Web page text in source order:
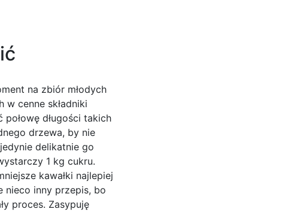
na zbiór młodych
cenne składniki
długości takich
drzewa, by nie
delikatnie go
1 kg cukru.
kawałki najlepiej
nieco inny przepis, bo
proces. Zasypuję